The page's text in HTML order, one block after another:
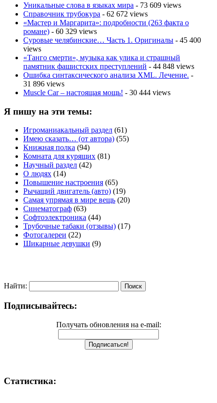
Уникальные слова в языках мира - 73 609 views
Справочник трубокура - 62 672 views
«Мастер и Маргарита»: подробности (263 факта о
романе) - 60 329 views
Суровые челябинские… Часть 1. Оригиналы - 45 400
views
«Танго смерти», музыка как улика и страшный
памятник фашистских преступлений - 44 848 views
Ошибка синтаксического анализа XML. Лечение. -
31 896 views
Muscle Car – настоящая мощь! - 30 444 views
Я пишу на эти темы:
Игроманиакальный раздел (61)
Имею сказать… (от автора) (55)
Книжная полка (94)
Комната для курящих (81)
Научный раздел (42)
О людях (14)
Повышение настроения (65)
Рычащий двигатель (авто) (19)
Самая упрямая в мире вещь (20)
Синематограф (63)
Софтоэлектроника (44)
Трубочные табаки (отзывы) (17)
Фотогалереи (22)
Шикарные девушки (9)
Найти:
Подписывайтесь:
Получать обновления на e-mail:
Статистика: